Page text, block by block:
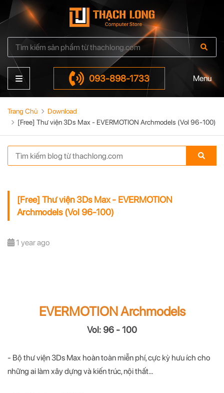
093-898-1733 Menu
Trang Chủ
Download
[Free] Thư viện 3Ds Max - EVERMOTION Archmodels (Vol 96-100)
[Free] Thư viện 3Ds Max - EVERMOTION
Archmodels (Vol 96-100)
1 year ago
EVERMOTION Archmodels
Vol: 96 - 100
- Bộ thư viện 3Ds Max hoàn toàn miễn phí, cực kỳ hưu ích cho
những ai làm xây dựng và kiến trúc, nội thất...